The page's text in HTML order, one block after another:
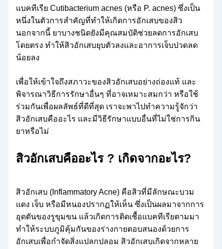
แบคทีเรีย Cutibacterium acnes (หรือ P. acnes) ซึ่งเป็น
หนึ่งในตัวการสำคัญที่ทำให้เกิดการอักเสบของสิว
นอกจากนี้ ยาบางชนิดยังมีคุณสมบัติช่วยลดการอักเสบ
โดยตรง ทำให้สิวอักเสบยุบตัวลงและอาการเจ็บปวดลด
น้อยลง
เพื่อให้เข้าใจถึงสภาวะของสิวอักเสบอย่างถ่องแท้ และ
พิจารณาวิธีการรักษาอื่นๆ ที่อาจเหมาะสมกว่า หรือใช้
ร่วมกันเพื่อผลลัพธ์ที่ดีที่สุด เราจะพาไปทำความรู้จักว่า
สิวอักเสบคืออะไร และมีวิธีรักษาแบบอื่นที่ไม่ใช่การกิน
ยาหรือไม่
สิวอักเสบคืออะไร ? เกิดจากอะไร?
สิวอักเสบ (Inflammatory Acne) คือสิวที่มีลักษณะบวม
แดง เจ็บ หรือมีหนองปรากฏให้เห็น ซึ่งเป็นผลมาจากการ
อุดตันของรูขุมขน แล้วเกิดการติดเชื้อแบคทีเรียตามมา
ทำให้ระบบภูมิคุ้มกันของร่างกายตอบสนองด้วยการ
อักเสบเพื่อกำจัดสิ่งแปลกปลอม สิวอักเสบเกิดจากหลาย